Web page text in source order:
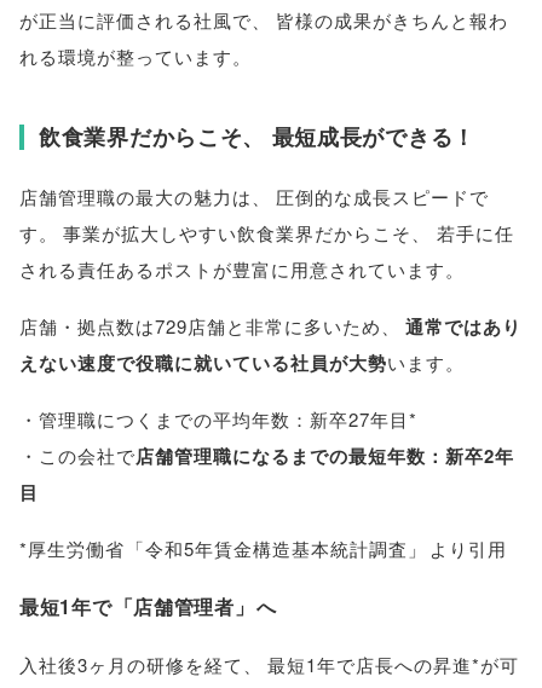
が正当に評価される社風で、 皆様の成果がきちんと報わ
れる環境が整っています。
飲食業界だからこそ、 最短成長ができる！
店舗管理職の最大の魅力は、
圧倒的な成長スピードで
す。 事業が拡大しやすい飲食業界だからこそ、
若手に任
される責任あるポストが豊富に用意されています。
店舗・拠点数は729店舗と非常に多いため、
通常ではあり
えない速度で役職に就いている社員が大勢います。
・管理職につくまでの平均年数：新卒27年目*
・この会社で店舗管理職になるまでの最短年数：新卒2年
目
*厚生労働省 「令和5年賃金構造基本統計調査 」 より引用
最短1年で 「店舗管理者 」 へ
入社後3ヶ月の研修を経て
最短1年で店長への昇進*が可